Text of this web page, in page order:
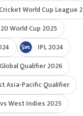
World Cup League 2
World Cup 2025
IPL 2024
Qualifier 2026
Asia-Pacific Qualifier
West Indies 2025